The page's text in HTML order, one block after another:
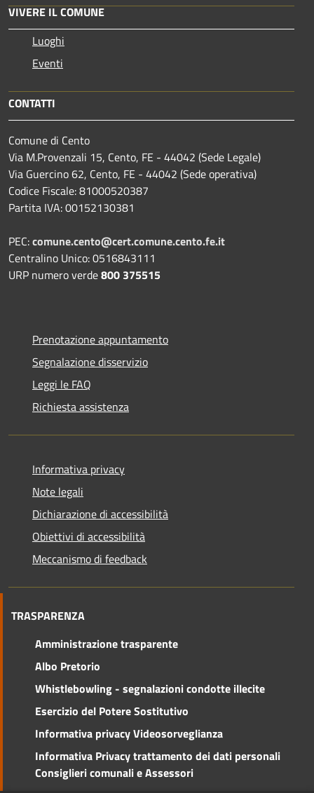
VIVERE IL COMUNE
Luoghi
Eventi
CONTATTI
Comune di Cento
Via M.Provenzali 15, Cento, FE - 44042 (Sede Legale)
Via Guercino 62, Cento, FE - 44042 (Sede operativa)
Codice Fiscale: 81000520387
Partita IVA: 00152130381
PEC:comune.cento@cert.comune.cento.fe.it
Centralino Unico: 0516843111
URP numero verde800 375515
Prenotazione appuntamento
Segnalazione disservizio
Leggi le FAQ
Richiesta assistenza
Informativa privacy
Note legali
Dichiarazione di accessibilità
Obiettivi di accessibilità
Meccanismo di feedback
TRASPARENZA
Amministrazione trasparente
Albo Pretorio
Whistlebowling - segnalazioni condotte illecite
Esercizio del Potere Sostitutivo
Informativa privacy Videosorveglianza
Informativa Privacy trattamento dei dati personali
Consiglieri comunali e Assessori